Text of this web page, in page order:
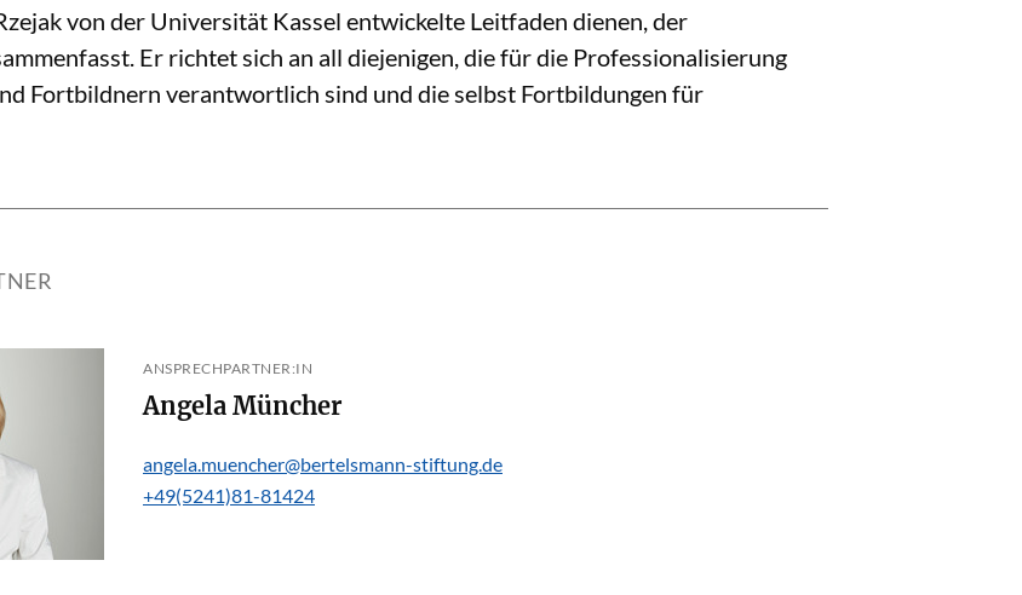
von der Universität Kassel entwickelte Leitfaden dienen, der
Er richtet sich an all diejenigen, die für die Professionalisierung
Fortbildnern verantwortlich sind und die selbst Fortbildungen für
ANSPRECHPARTNER:IN
Angela Müncher
angela.muencher@bertelsmann-stiftung.de
+49(5241)81-81424